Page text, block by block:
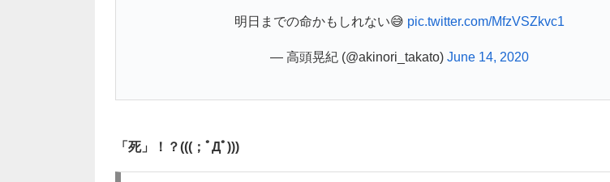
明日までの命かもしれない😅 pic.twitter.com/MfzVSZkvc1
— 高頭晃紀 (@akinori_takato) June 14, 2020
「死」！？(((；ﾟДﾟ)))